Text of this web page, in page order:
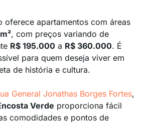
oferece apartamentos com áreas
, com preços variando de
R$ 195.000 a R$ 360.000. É
para quem deseja viver em
de história e cultura.
General Jonathas Borges Fortes,
Verde proporciona fácil
comodidades e pontos de